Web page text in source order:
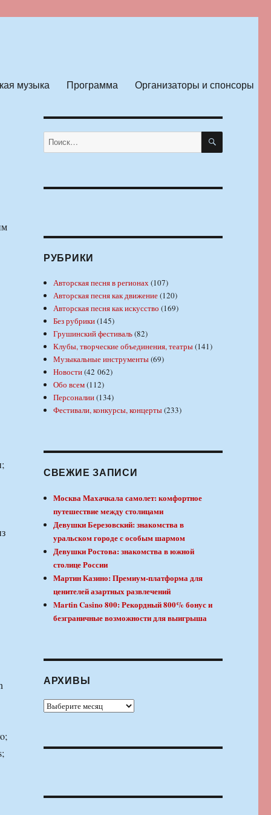
музыка Программа Организаторы и спонсоры
Искать: ПОИСК
РУБРИКИ
Авторская песня в регионах(107)
Авторская песня как движение(120)
Авторская песня как искусство (169)
Без рубрики(145)
Грушинский фестиваль(82)
Клубы, творческие объединения, театры(141)
Музыкальные инструменты(69)
Новости(42 062)
Обо всем(112)
Персоналии(134)
Фестивали, конкурсы, концерты(233)
СВЕЖИЕ ЗАПИСИ
Москва Махачкала самолет: комфортное
путешествие между столицами
Девушки Березовский: знакомства в
уральском городе с особым шармом
Девушки Ростова: знакомства в южной
столице России
Мартин Казино: Премиум-платформа для
ценителей азартных развлечений
Martin Casino 800: Рекордный 800% бонус и
безграничные возможности для выигрыша
АРХИВЫ
Архивы